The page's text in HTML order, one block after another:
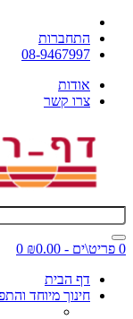
התחברות
08-9467997
אודות
צרו קשר
0 פריט\ים - ₪0.00
0
דף הבית
חינוך מיוחד